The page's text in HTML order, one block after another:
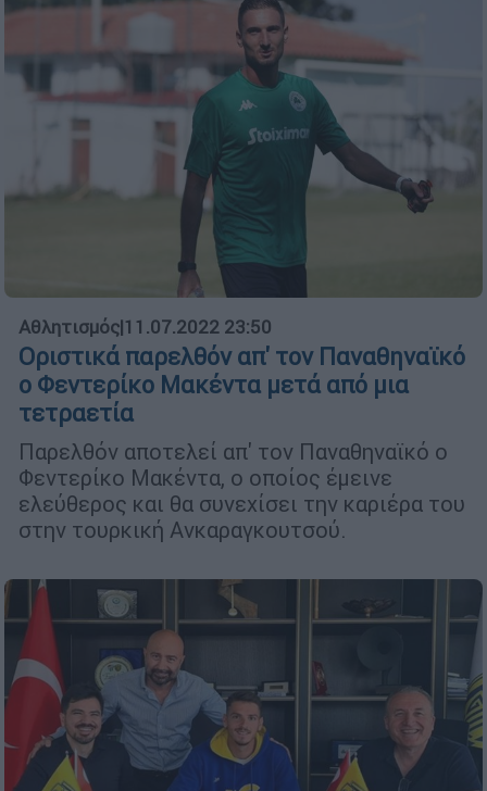
Αθλητισμός|11.07.2022 23:50
Οριστικά παρελθόν απ' τον Παναθηναϊκό
ο Φεντερίκο Μακέντα μετά από μια
τετραετία
Παρελθόν αποτελεί απ' τον Παναθηναϊκό ο
Φεντερίκο Μακέντα, ο οποίος έμεινε
ελεύθερος και θα συνεχίσει την καριέρα του
στην τουρκική Ανκαραγκουτσού.